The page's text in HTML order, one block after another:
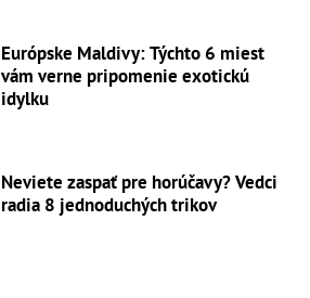
Európske Maldivy: Týchto 6 miest
vám verne pripomenie exotickú
idylku
Neviete zaspať pre horúčavy? Vedci
radia 8 jednoduchých trikov